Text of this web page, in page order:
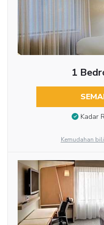
1
Kadar
Kemudahan